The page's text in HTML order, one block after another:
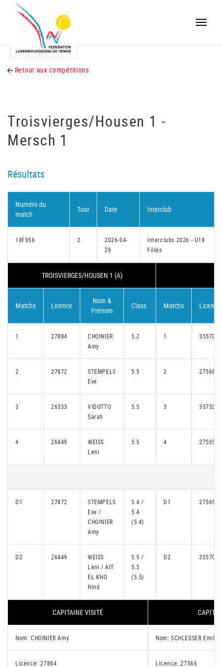
Toggle
Retour aux compétitions
Troisvierges/Housen 1 -
Mersch 1
Résultats
Numéro du
match
Tour Date Interclub
18F056 2
2026-04-
26
Interclubs 2026 - U18
Filles
TROISVIERGES/HOUSEN 1 (A)
Matchs Licence
Nom &
Prénom
Class. Matchs Licence
1 27884
CHOINIER
Amy
5.2 1 35570
2 27872
STEMPELS
Eve
5.5 2 27566
3 26353
VIDOTTO
Sarah
5.5 3 35753
4 26449
WEISS
Leni
5.5 4 27565
D1 27872
STEMPELS
Eve /
CHOINIER
Amy
5.4 /
5.4
(5.4)
D1 27565
D2 26449
WEISS
Leni / AIT
EL KHO
Hind
5.5 /
5.5
(5.5)
D2 35570
CAPITAINE VISITÉ
Nom: CHOINIER Amy Nom: SCHLESSER Emily
Licence: 27884 Licence: 27566